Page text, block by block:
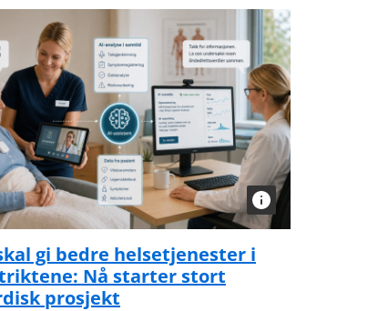
gi bedre helsetjenester i
Nå starter stort
prosjekt